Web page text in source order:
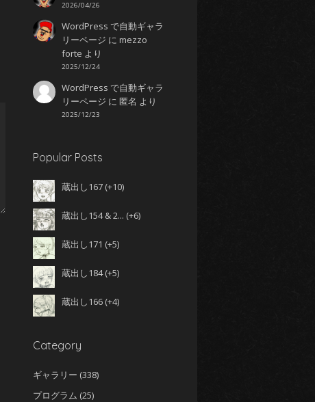
2026/04/26
WordPress で自動ギャラ
リーページ にmezzo
forte より
2025/12/24
WordPress で自動ギャラ
リーページ に匿名 より
2025/12/23
Popular Posts
蔵出し167 +10
蔵出し154 & 2... +6
蔵出し171 +5
蔵出し184 +5
蔵出し166 +4
Category
ギャラリー (338)
プログラム (25)